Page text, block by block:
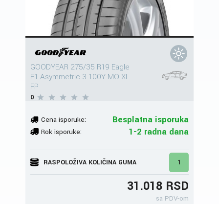
GOODYEAR 275/35 R19 Eagle
F1 Asymmetric 3 100Y MO XL
FP
0
Cena isporuke: Besplatna isporuka
Rok isporuke: 1-2 radna dana
RASPOLOŽIVA KOLIČINA GUMA 1
31.018 RSD
sa PDV-om